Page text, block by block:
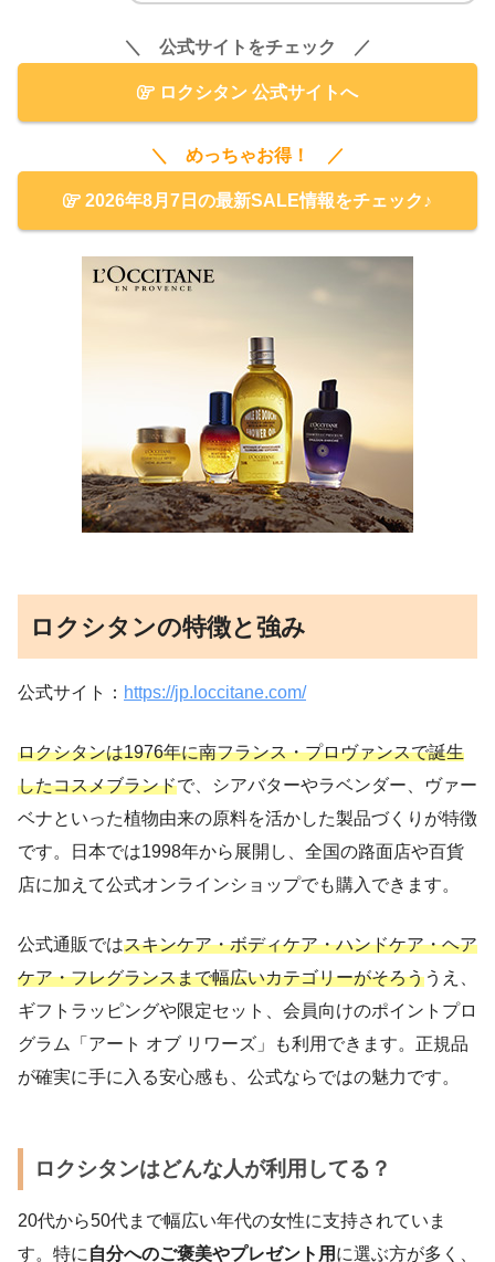
＼ 公式サイトをチェック ／
ロクシタン 公式サイトへ
＼ めっちゃお得！ ／
2026年8月7日の最新SALE情報をチェック♪
ロクシタンの特徴と強み
公式サイト： https://jp.loccitane.com/
ロクシタンは1976年に南フランス・プロヴァンスで誕生
したコスメブランドで、シアバターやラベンダー、ヴァー
ベナといった植物由来の原料を活かした製品づくりが特徴
です。日本では1998年から展開し、全国の路面店や百貨
店に加えて公式オンラインショップでも購入できます。
公式通販ではスキンケア・ボディケア・ハンドケア・ヘア
ケア・フレグランスまで幅広いカテゴリーがそろううえ、
ギフトラッピングや限定セット、会員向けのポイントプロ
グラム「アート オブ リワーズ」も利用できます。正規品
が確実に手に入る安心感も、公式ならではの魅力です。
ロクシタンはどんな人が利用してる？
20代から50代まで幅広い年代の女性に支持されていま
す。特に自分へのご褒美やプレゼント用 に選ぶ方が多く、